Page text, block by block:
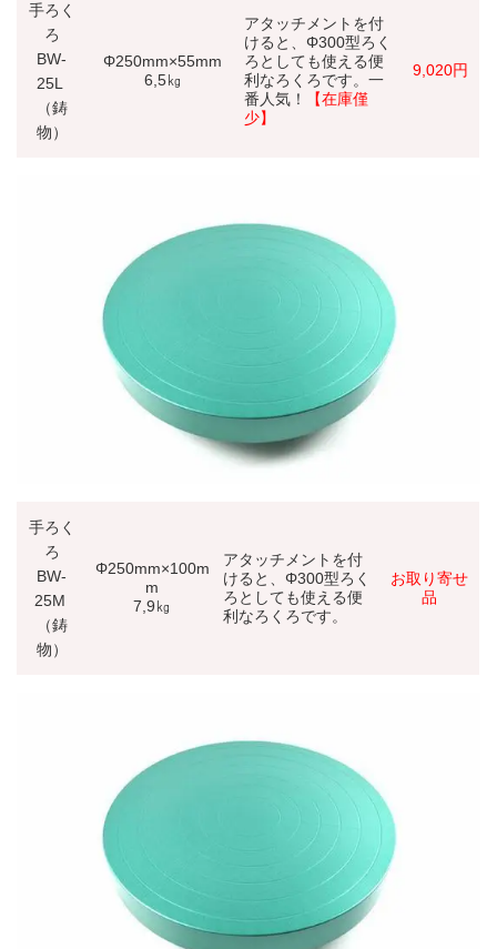
手ろく
ろ
BW-
25L
（鋳
物）
Φ250mm×55mm
6,5㎏
アタッチメントを付
けると、Φ300型ろく
ろとしても使える便
利なろくろです。一
番人気！
【在庫僅
少】
9,020円
手ろく
ろ
BW-
25M
（鋳
物）
Φ250mm×100m
m
7,9㎏
アタッチメントを付
けると、Φ300型ろく
ろとしても使える便
利なろくろです。
お取り寄せ
品